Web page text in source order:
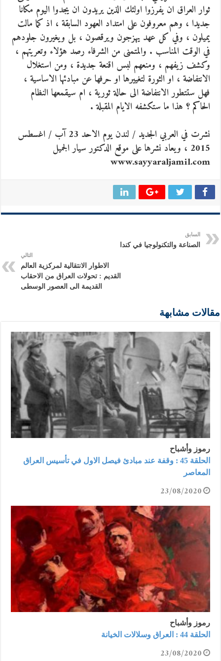
ثوار العراق ان يفرزوا اولئك الذين يريدون ان يجدوا اليوم مكانا
جديدا ، وهم معروفون على امتداد العهود السابقة ، اذ كما مالت
يميلون ، وفي كل عهد يهزجون ويرقصون ، بل ويغيرون جلودهم
في الوقت المناسب . والمتمنى من الشرفاء رصد هؤلاء وتعريتهم ،
وكشف زيفهم ، ومنعهم لبس اقنعة جديدة ، ومن استغلال
الانتفاضة ، او الثورة لتغييرها او حرفها عن مبادئها الاساسية ،
فهل ستتطور الانتفاضة الى حالة ثورية ، ام سيقمعها النظام
الحاكم ؟ هذا ما ستكشفه الايام المقبلة .
نشرت في العربي الجديد / لندن يوم الاحد 23 آب / اغسطس
2015 ، ويعاد نشرها على موقع الدكتور سيار الجميل
www.sayyaraljamil.com
السابق
الصناعة والتكنولوجيا في كندا
التالي
الاطوار الانتقالية لمركزية العالم
القديم : تحولات العراق من الاحقاب
القديمة الى العصور الوسطى
مقالات مشابهة
رموز وأشباح
الحلقة 45 : وقفة عند مبادئ فيصل الاول في تأسيس العراق
المعاصر
23/08/2020
رموز وأشباح
الحلقة 44 : العراق وسلالات الخيانة
23/08/2020